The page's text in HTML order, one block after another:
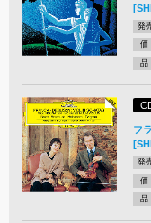
発
価
品
フ
発
価
品